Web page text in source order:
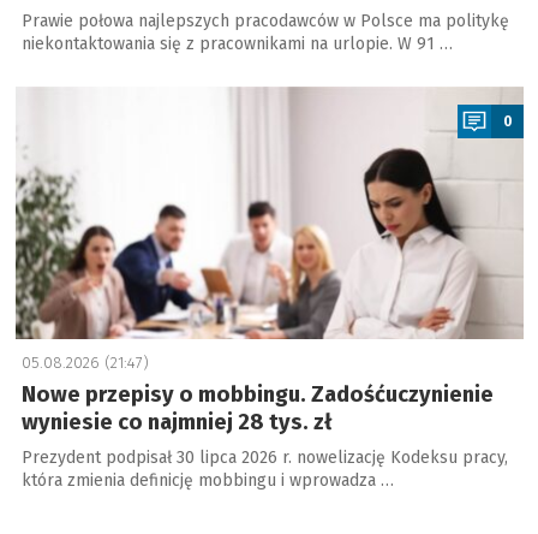
Prawie połowa najlepszych pracodawców w Polsce ma politykę
niekontaktowania się z pracownikami na urlopie. W 91 …
0
05.08.2026 (21:47)
Nowe przepisy o mobbingu. Zadośćuczynienie
wyniesie co najmniej 28 tys. zł
Prezydent podpisał 30 lipca 2026 r. nowelizację Kodeksu pracy,
która zmienia definicję mobbingu i wprowadza …